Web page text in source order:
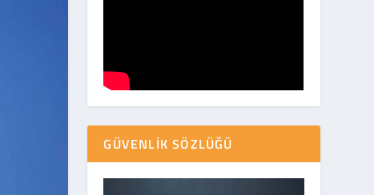
GÜVENLIK SÖZLÜĞÜ